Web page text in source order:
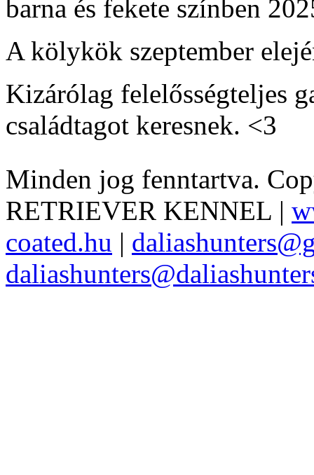
barna és fekete színben
A kölykök szeptember
Kizárólag felelősségteljes
családtagot keresnek. <3
Minden jog fenntartva.
RETRIEVER KENNEL |
coated.hu |